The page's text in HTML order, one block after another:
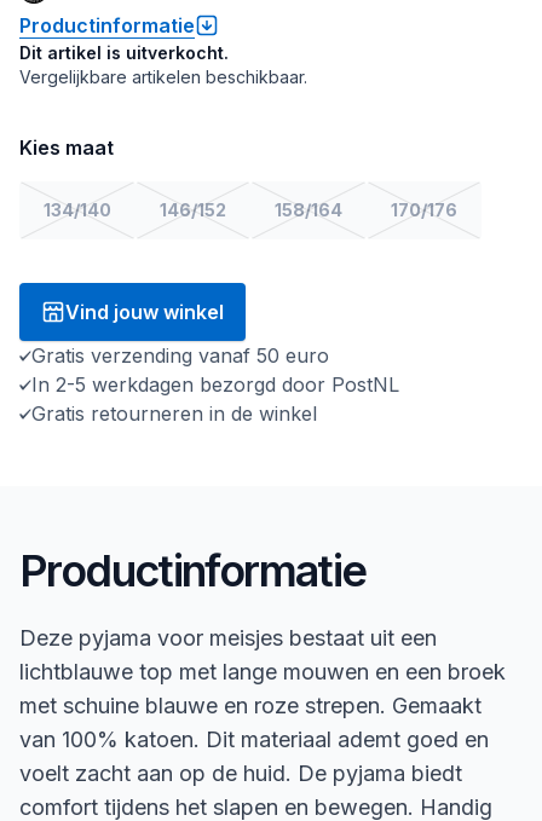
Productinformatie
Dit artikel is uitverkocht.
Vergelijkbare artikelen beschikbaar.
Kies maat
134/140 146/152 158/164 170/176
Vind jouw winkel
Gratis verzending vanaf 50 euro
In 2-5 werkdagen bezorgd door PostNL
Gratis retourneren in de winkel
Productinformatie
Deze pyjama voor meisjes bestaat uit een
lichtblauwe top met lange mouwen en een broek
met schuine blauwe en roze strepen. Gemaakt
van 100% katoen. Dit materiaal ademt goed en
voelt zacht aan op de huid. De pyjama biedt
comfort tijdens het slapen en bewegen. Handig